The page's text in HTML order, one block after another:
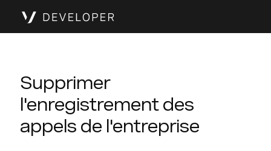
Supprimer
l'enregistrement des
appels de l'entreprise